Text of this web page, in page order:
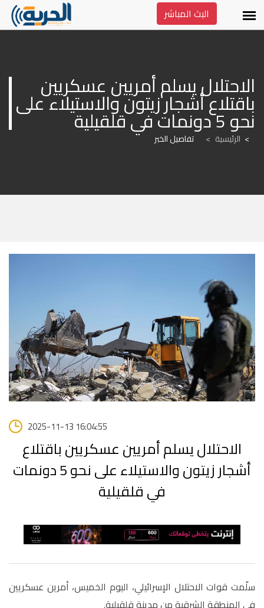
البث المباشر
نحو 5 دونمات في قلقيلية
الرئيسية > تفاصيل الخبر
2025-11-13 16:04:55
الاحتلال يسلم أمريين عسكريين باقتلاع
أشجار زيتون والاستيلاء على نحو 5 دونمات
في قلقيلية
سلّمت قوات الاحتلال الإسرائيلي، اليوم الخميس، أمرين عسكريين
في المنطقة الشرقية من مدينة قلقيلية.